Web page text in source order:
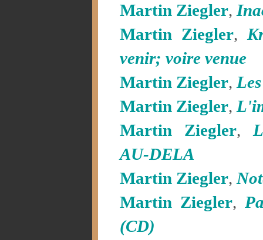
Martin Ziegler,
Martin Ziegler,
venir; voire venue
Martin Ziegler,
Martin Ziegler,
Martin Ziegler,
AU-DELA
Martin Ziegler,
Martin Ziegler,
(CD)